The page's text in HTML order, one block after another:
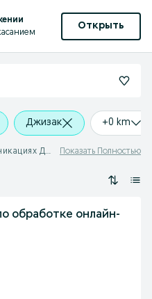
Открыть
Джизак +0 km
Другие вакансии в IT и телекоммуникациях Джизак Показать Полностью
обработке онлайн-